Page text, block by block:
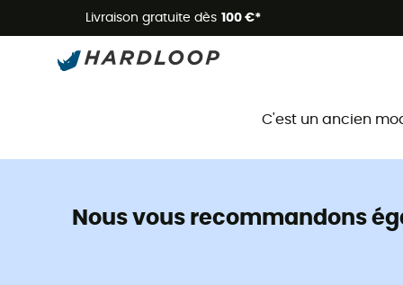
Livraison gratuite dès 100 €*
C'est un ancien
Nous vous recommandons